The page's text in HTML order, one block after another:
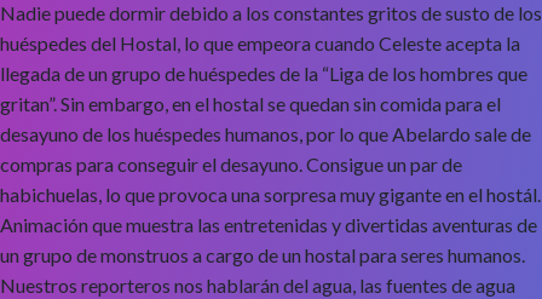
Nadie puede dormir debido a los constantes gritos de susto de los
huéspedes del Hostal, lo que empeora cuando Celeste acepta la
llegada de un grupo de huéspedes de la “Liga de los hombres que
gritan”. Sin embargo, en el hostal se quedan sin comida para el
desayuno de los huéspedes humanos, por lo que Abelardo sale de
compras para conseguir el desayuno. Consigue un par de
habichuelas, lo que provoca una sorpresa muy gigante en el hostál.
Animación que muestra las entretenidas y divertidas aventuras de
un grupo de monstruos a cargo de un hostal para seres humanos.
Nuestros reporteros nos hablarán del agua, las fuentes de agua